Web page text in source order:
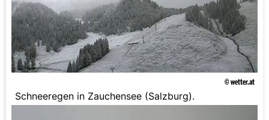
© wetter.at
Schneeregen in Zauchensee (Salzburg).